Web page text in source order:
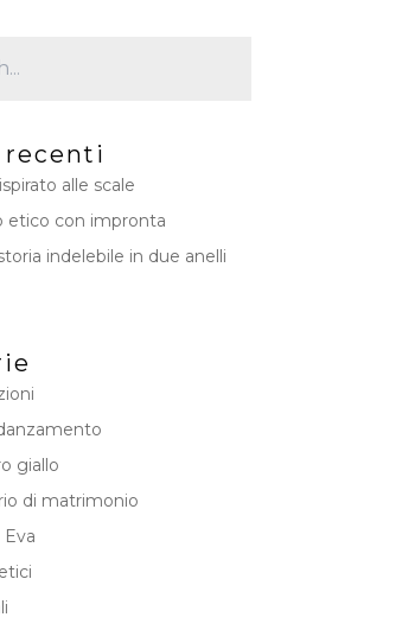
alle scale
etico con impronta
indelebile in due anelli
giallo
di matrimonio
Eva